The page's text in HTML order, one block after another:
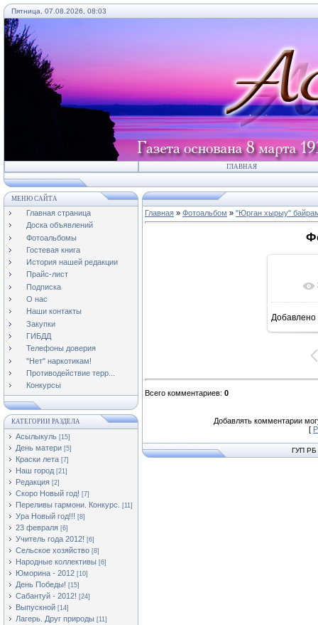
Пятница, 07.08.2026, 08:03
ГЛАВНАЯ
МЕНЮ САЙТА
Главная страница
Доска объявлений
Фотоальбомы
Гостевая книга
История нашей редакции
Прайс-лист
Подписка
О нас
Наши контакты
Закупки
ГИБДД
Телефоны доверия
"Нет" наркотикам!
Противодействие терр...
Конкурсы
КАТЕГОРИИ РАЗДЕЛА
Асылыкуль [15]
День матери [5]
Краски лета [7]
Наш город [21]
Редакция [2]
Скоро Новый год! [7]
Переливы гармони. Конкурс. [11]
Ура Новый год!!! [8]
23 февраля [6]
Учитель года 2012! [6]
Сельское хозяйство [8]
Народные коллективы [6]
Юморина - 2012 [10]
День Победы! [15]
Сабантуй - 2012! [24]
Выпускной [14]
Лагерь. Друг природы [11]
Главная » Фотоальбом » "Юрган хырыу"
Добавлено
Всего комментариев: 0
Добавлять комментарии
[
ГУП РБ